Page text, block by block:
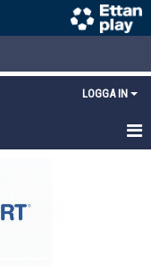
LOGGA IN